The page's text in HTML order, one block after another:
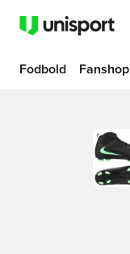
Fodbold Fanshop